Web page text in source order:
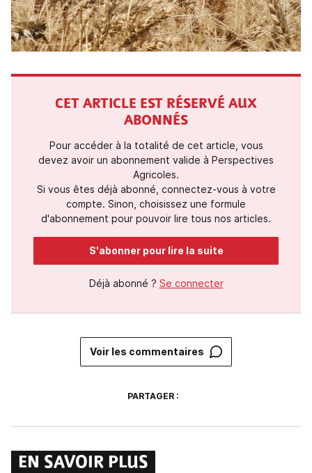
CET ARTICLE EST RÉSERVÉ AUX
ABONNÉS
Pour accéder à la totalité de cet article, vous
devez avoir un abonnement valide à Perspectives
Agricoles.
Si vous êtes déjà abonné, connectez-vous à votre
compte. Sinon, choisissez une formule
d'abonnement pour pouvoir lire tous nos articles.
S'abonner pour lire la suite
Déjà abonné ? Se connecter
Voir les commentaires
PARTAGER :
EN SAVOIR PLUS